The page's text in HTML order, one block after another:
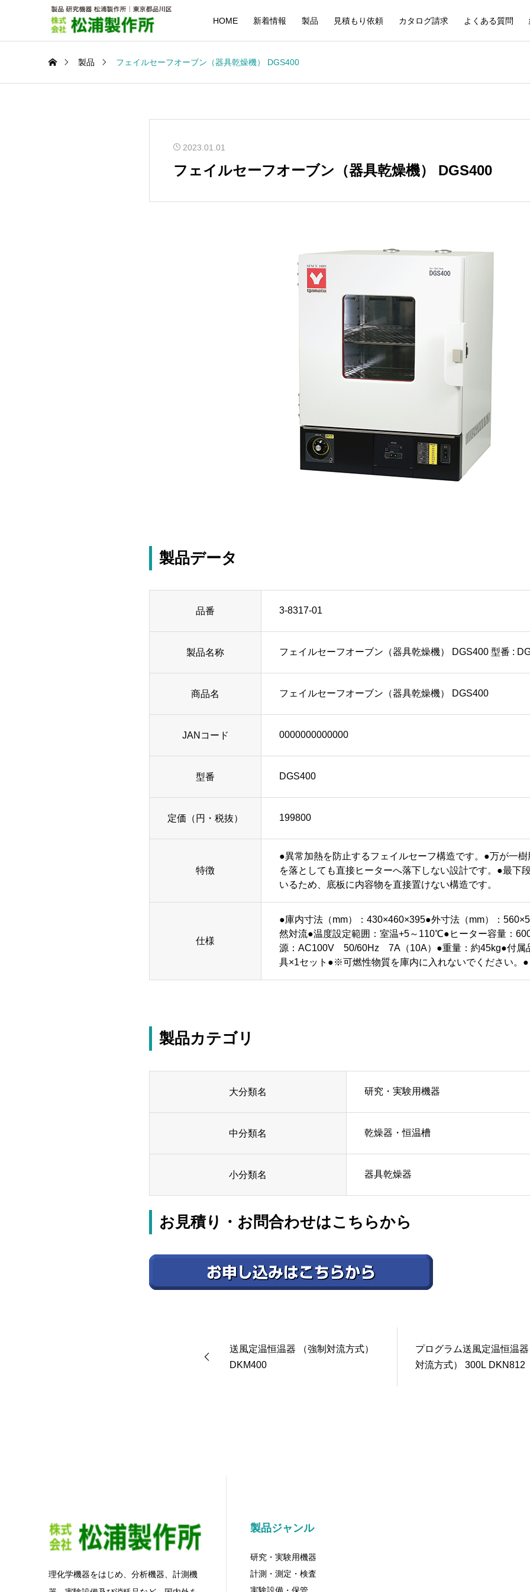
HOME 新着情報 製品 見積もり依頼 カタログ請求 よくある質問
製品 フェイルセーフオーブン（器具乾燥機） DGS400
2023.01.01
フェイルセーフオーブン（器具乾燥機） DGS400
製品データ
品番 3-8317-01
製品名称 フェイルセーフオーブン（器具乾燥機） DGS400 型番 :
商品名 フェイルセーフオーブン（器具乾燥機） DGS400
JANコード 0000000000000
型番 DGS400
定価（円・税抜） 199800
特徴
●異常加熱を防止するフェイルセーフ構造です。●万が一
を落としても直接ヒーターへ落下しない設計です。●最下
いるため、底板に内容物を直接置けない構造です。
仕様
●庫内寸法（mm）：430×460×395●外寸法（mm）：
然対流●温度設定範囲：室温+5～110℃●ヒーター容量：
源：AC100V 50/60Hz 7A（10A）●重量：約45kg●付属
具×1セット●※可燃性物質を庫内に入れないでください。
製品カテゴリ
大分類名 研究・実験用機器
中分類名 乾燥器・恒温槽
小分類名 器具乾燥器
お見積り・お問合わせはこちらから
送風定温恒温器 （強制対流方式）
DKM400
プログラム送風定温恒温
対流方式） 300L DKN812
理化学機器をはじめ、分析機器、計測機
製品ジャンル
研究・実験用機器
計測・測定・検査